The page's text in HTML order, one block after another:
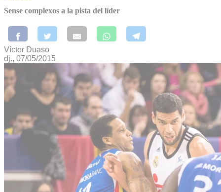
Sense complexos a la pista del líder
Víctor Duaso
dj., 07/05/2015